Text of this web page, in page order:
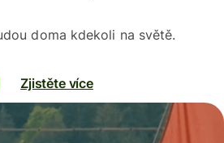
doma kdekoli na světě.
Zjistěte více